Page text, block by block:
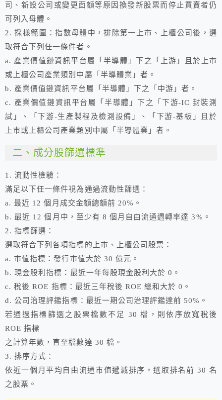
司、新設公司或變更面額等原因換發新股票而停止買賣者仍
可列入母體。
2. 採樣範圍：指數母體中，排除第一上市、上櫃公司後，選
取符合下列任一條件者。
a. 產業價值鏈資訊平台屬「半導體」下之「上游」且於上市
或上櫃公司產業類別中屬「半導體業」者。
b. 產業價值鏈資訊平台屬「半導體」下之「中游」者。
c. 產業價值鏈資訊平台屬「半導體」下之「下游-IC 封裝測
試」、「下游-生產製程及檢測設備」、「下游-基板」且於
上市或上櫃公司產業類別中屬「半導體業」者。
二、成分股篩選標準
1. 流動性檢驗：
滿足以下任一條件視為通過流動性篩選：
a. 最近 12 個月成交金額總額前 20%。
b. 最近 12 個月中，至少有 8 個月自由流通週轉率達 3%。
2. 指標篩選：
選取符合下列各項指標的上市、上櫃公司股票：
a. 市值指標：發行市值大於 30 億元。
b. 現金股利指標：最近一年每股現金股利大於 0。
c. 稅後 ROE 指標：最近三年稅後 ROE 總和大於 0。
d. 公司治理評鑑指標：最近一期公司治理評鑑達前 50%。
若通過指標篩選之股票檔數不足 30 檔，則依序放寬稅後
ROE 指標
之計算年數，直至檔數達 30 檔。
3. 排序方式：
依近一個月平均自由流通市值遞減排序，選取排名前 30 名
之股票。